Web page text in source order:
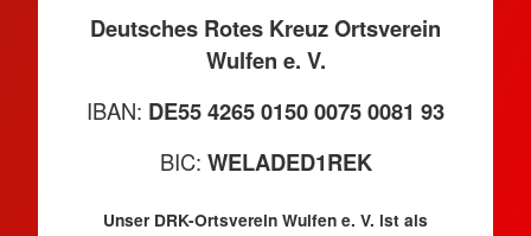
Deutsches Rotes Kreuz Ortsverein
Wulfen e. V.
IBAN: DE55 4265 0150 0075 0081 93
BIC: WELADED1REK
Unser DRK-Ortsverein Wulfen e. V. ist als